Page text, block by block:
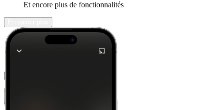
Et encore plus de fonctionnalités